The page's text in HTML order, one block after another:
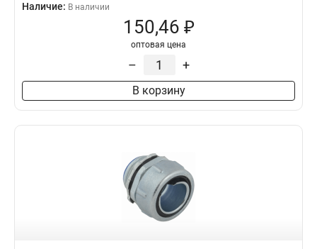
Наличие: В наличии
150,46 ₽
оптовая цена
– +
В корзину